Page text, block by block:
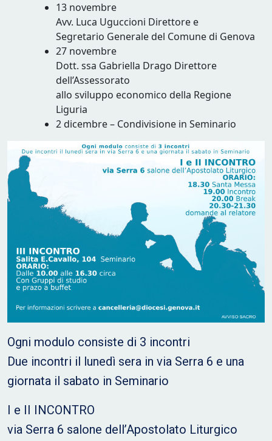
13 novembre
Avv. Luca Uguccioni Direttore e
Segretario Generale del Comune di Genova
27 novembre
Dott. ssa Gabriella Drago Direttore
dell’Assessorato
allo sviluppo economico della Regione
Liguria
2 dicembre – Condivisione in Seminario
Ogni modulo consiste di 3 incontri
Due incontri il lunedì sera in via Serra 6 e una
giornata il sabato in Seminario
I e II INCONTRO
via Serra 6 salone dell’Apostolato Liturgico